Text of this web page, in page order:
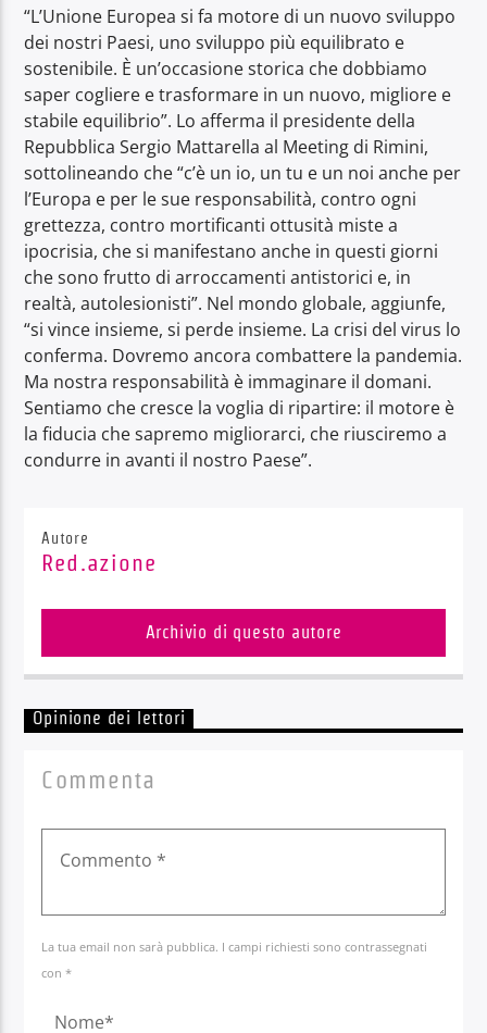
Radio Dolomiti
“L’Unione Europea si fa motore di un nuovo sviluppo
dei nostri Paesi, uno sviluppo più equilibrato e
sostenibile. È un’occasione storica che dobbiamo
saper cogliere e trasformare in un nuovo, migliore e
stabile equilibrio”. Lo afferma il presidente della
Repubblica Sergio Mattarella al Meeting di Rimini,
sottolineando che “c’è un io, un tu e un noi anche per
l’Europa e per le sue responsabilità, contro ogni
grettezza, contro mortificanti ottusità miste a
ipocrisia, che si manifestano anche in questi giorni
che sono frutto di arroccamenti antistorici e, in
realtà, autolesionisti”. Nel mondo globale, aggiunfe,
“si vince insieme, si perde insieme. La crisi del virus lo
conferma. Dovremo ancora combattere la pandemia.
Ma nostra responsabilità è immaginare il domani.
Sentiamo che cresce la voglia di ripartire: il motore è
la fiducia che sapremo migliorarci, che riusciremo a
condurre in avanti il nostro Paese”.
Autore
Red.azione
Archivio di questo autore
Opinione dei lettori
Commenta
La tua email non sarà pubblica. I campi richiesti sono contrassegnati
con *